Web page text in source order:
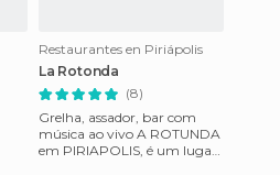
Restaurantes en Piriápolis
La Rotonda
(8)
Grelha, assador, bar com
música ao vivo A ROTUNDA
em PIRIAPOLIS, é um lugar